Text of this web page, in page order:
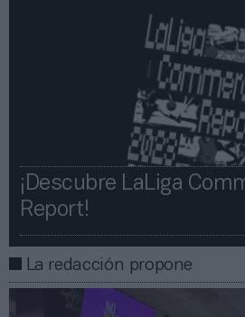
¡Descubre LaLiga
Report!​​
La redacción propone